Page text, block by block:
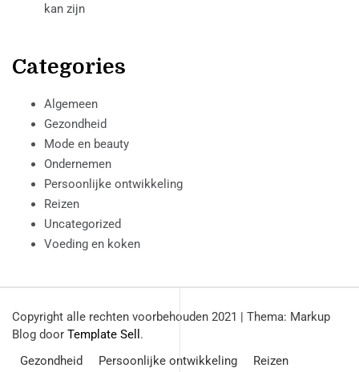
kan zijn
Categories
Algemeen
Gezondheid
Mode en beauty
Ondernemen
Persoonlijke ontwikkeling
Reizen
Uncategorized
Voeding en koken
Copyright alle rechten voorbehouden 2021 | Thema: Markup
Blog door Template Sell .
Gezondheid
Persoonlijke ontwikkeling Reizen